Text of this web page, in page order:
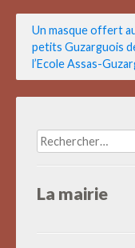
Navigation
de
l’article
Un masque offert
petits Guzarguois
l’Ecole Assas-
Rechercher :
La mairie